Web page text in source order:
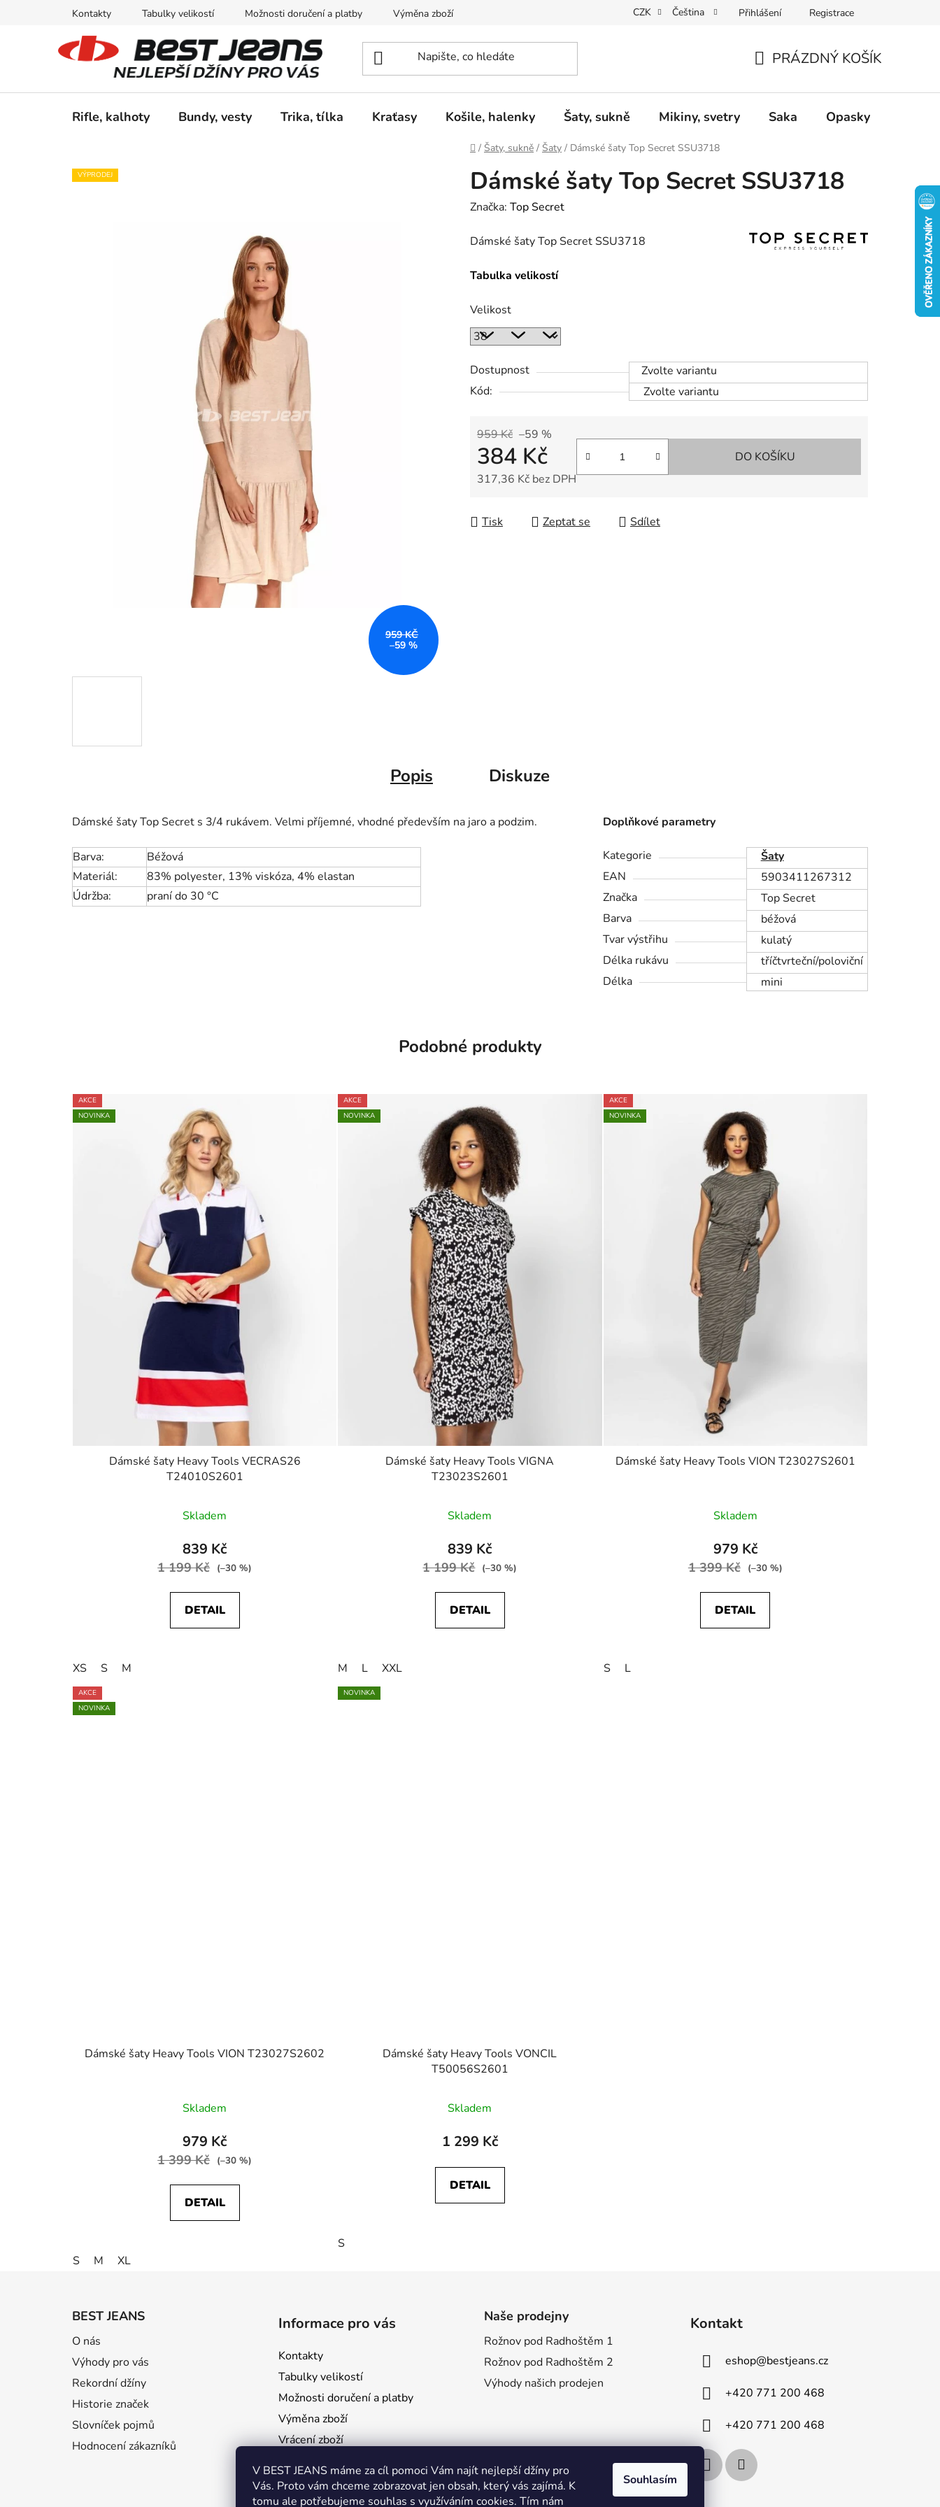
V BEST JEANS máme za cíl pomoci Vám najít nejlepší džíny pro
Vás. Proto vám chceme zobrazovat jen obsah, který vás zajímá. K
tomu ale potřebujeme souhlas s využíváním cookies. Tím nám
Souhlasím
Kontakty Tabulky velikostí Možnosti doručení a platby Výměna zboží Dárkové poukazy Dostupnost Obchodní podmínky
CZK Čeština Přihlášení Registrace
KOŠÍK
PRÁZDNÝ KOŠÍK
Rifle, kalhoty Bundy, vesty Trika, tílka Kraťasy Košile, halenky Šaty, sukně Mikiny, svetry Saka Opasky
Domů
/ Šaty, sukně / Šaty / Dámské šaty Top Secret SSU3718
Dámské šaty Top Secret SSU3718
Značka: Top Secret
Dámské šaty Top Secret SSU3718
Tabulka velikostí
Velikost
Dostupnost
Zvolte variantu
Kód:
Zvolte variantu
959 Kč –59 %
384 Kč
317,36 Kč bez DPH
DO KOŠÍKU
Tisk Zeptat se Sdílet
VÝPRODEJ
959 KČ
–59 %
Popis Diskuze
Dámské šaty Top Secret s 3/4 rukávem. Velmi příjemné, vhodné především na jaro a podzim.
Barva:
Béžová
Materiál:
83% polyester, 13% viskóza, 4% elastan
Údržba:
praní do 30 °C
Doplňkové parametry
Kategorie
Šaty
EAN
5903411267312
Značka
Top Secret
Barva
béžová
Tvar výstřihu
kulatý
Délka rukávu
tříčtvrteční/poloviční
Délka
mini
Podobné produkty
AKCE
NOVINKA
Dámské šaty Heavy Tools VECRAS26
T24010S2601
Skladem
839 Kč
1 199 Kč (–30 %)
DETAIL
XS S M
AKCE
NOVINKA
Dámské šaty Heavy Tools VIGNA
T23023S2601
Skladem
839 Kč
1 199 Kč (–30 %)
DETAIL
M L XXL
AKCE
NOVINKA
Dámské šaty Heavy Tools VION T23027S2601
Skladem
979 Kč
1 399 Kč (–30 %)
DETAIL
S L
AKCE
NOVINKA
Dámské šaty Heavy Tools VION T23027S2602
Skladem
979 Kč
1 399 Kč (–30 %)
DETAIL
S M XL
NOVINKA
Dámské šaty Heavy Tools VONCIL
T50056S2601
Skladem
1 299 Kč
DETAIL
S
BEST JEANS
O nás
Výhody pro vás
Rekordní džíny
Historie značek
Slovníček pojmů
Hodnocení zákazníků
Informace pro vás
Kontakty
Tabulky velikostí
Možnosti doručení a platby
Výměna zboží
Vrácení zboží
Dárkové poukazy
Dostupnost
Naše prodejny
Rožnov pod Radhoštěm 1
Rožnov pod Radhoštěm 2
Výhody našich prodejen
Kontakt
eshop@bestjeans.cz
+420 771 200 468
+420 771 200 468